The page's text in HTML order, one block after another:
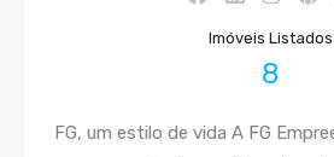
Imóveis Listados
8
FG, um estilo de vida A FG